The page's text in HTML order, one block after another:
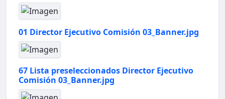
01 Director Ejecutivo Comisión 03_Banner.jpg
67 Lista preseleccionados Director Ejecutivo
Comisión 03_Banner.jpg